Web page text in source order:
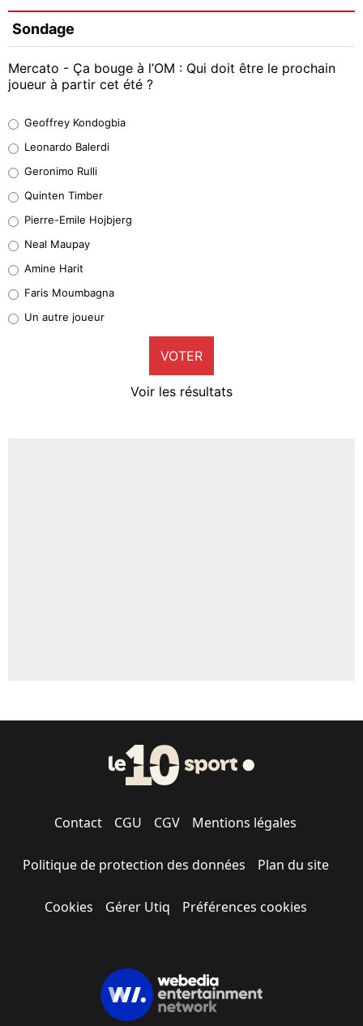
Sondage
Mercato - Ça bouge à l’OM : Qui doit être le prochain
joueur à partir cet été ?
38%
32%
5%
1%
9%
Geoffrey Kondogbia
Leonardo Balerdi
Geronimo Rulli
Quinten Timber
Pierre-Emile Hojbjerg
Neal Maupay
Amine Harit
Faris Moumbagna
Un autre joueur
VOTER
Voir les résultats
Contact CGU CGV Mentions légales
Politique de protection des données Plan du site
Cookies Gérer Utiq Préférences cookies